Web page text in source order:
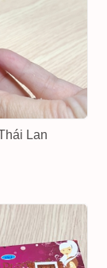
Lan